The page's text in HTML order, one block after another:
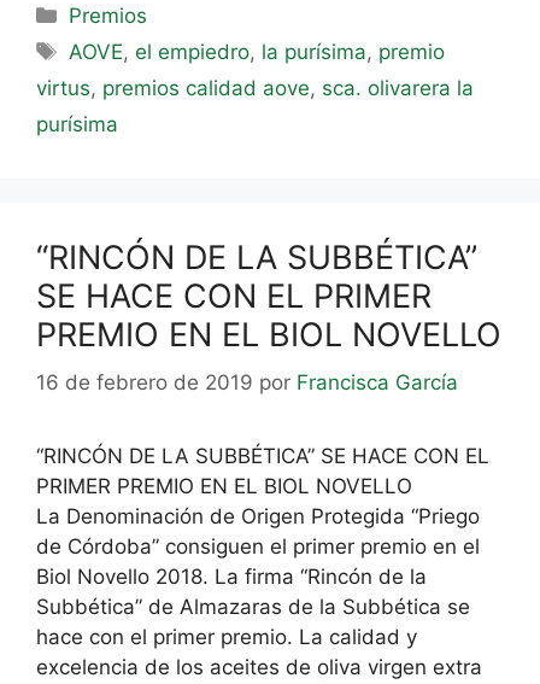
Premios
AOVE,el empiedro, la purísima, premio
virtus, premios calidad aove, sca. olivarera la
purísima
“RINCÓN DE LA SUBBÉTICA”
SE HACE CON EL PRIMER
PREMIO EN EL BIOL NOVELLO
16 de febrero de 2019 por Francisca García
“RINCÓN DE LA SUBBÉTICA” SE HACE CON EL
PRIMER PREMIO EN EL BIOL NOVELLO
La Denominación de Origen Protegida “Priego
de Córdoba” consiguen el primer premio en el
Biol Novello 2018. La firma “Rincón de la
Subbética” de Almazaras de la Subbética se
hace con el primer premio. La calidad y
excelencia de los aceites de oliva virgen extra